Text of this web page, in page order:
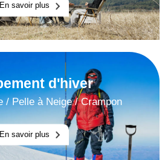
En savoir plus
d'hiver
/Pelle à Neige/Crampon
En savoir plus